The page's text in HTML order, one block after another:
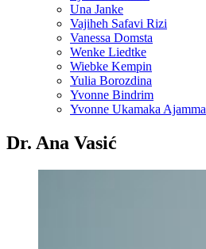
Una Janke
Vajiheh Safavi Rizi
Vanessa Domsta
Wenke Liedtke
Wiebke Kempin
Yulia Borozdina
Yvonne Bindrim
Yvonne Ukamaka Ajamma
Dr. Ana Vasić